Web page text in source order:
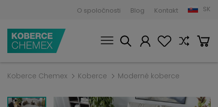
O spoločnosti Blog Kontakt SK
Koberce Chemex Koberce Moderné koberce